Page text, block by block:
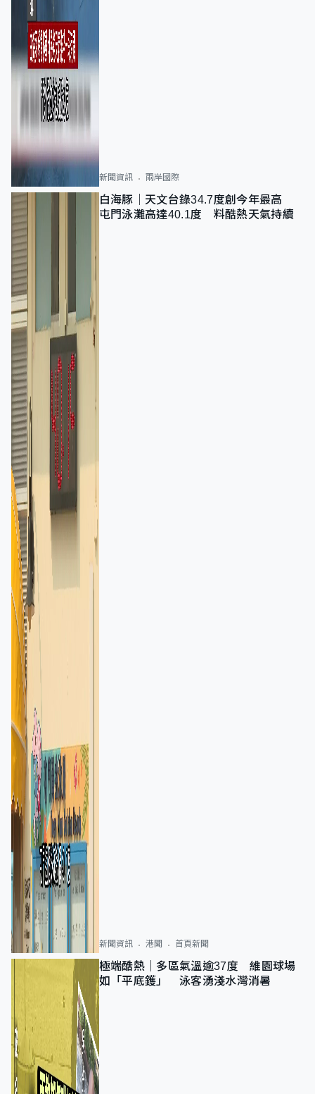
新聞資訊 兩岸國際
白海豚｜天文台錄34.7度創今年最高
屯門泳灘高達40.1度 料酷熱天氣持續
新聞資訊 港聞 首頁新聞
極端酷熱｜多區氣溫逾37度 維園球場
如「平底鑊」 泳客湧淺水灣消暑